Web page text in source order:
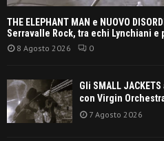
THE ELEPHANT MAN e NUOVO
Serravalle Rock, tra echi Lynchiani e
8 Agosto 2026 0
Gli SMALL
con Virgin
7 Agosto 2026